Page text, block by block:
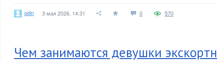
odin 3 мая 2026, 14:31 0 570
Чем занимаются девушки